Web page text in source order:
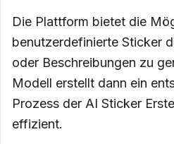
Die Plattform bietet die
benutzerdefinierte Sticker
oder Beschreibungen zu
Modell erstellt dann ein
Prozess der AI Sticker
effizient.